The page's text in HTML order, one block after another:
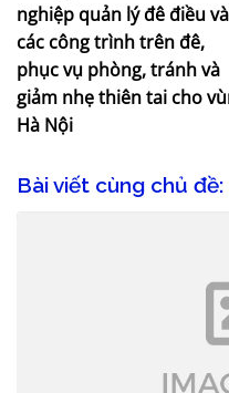
nghiệp quản lý đê điều và
các công trình trên đê,
phục vụ phòng, tránh và
giảm nhẹ thiên tai cho
Hà Nội
Bài viết cùng chủ đề: